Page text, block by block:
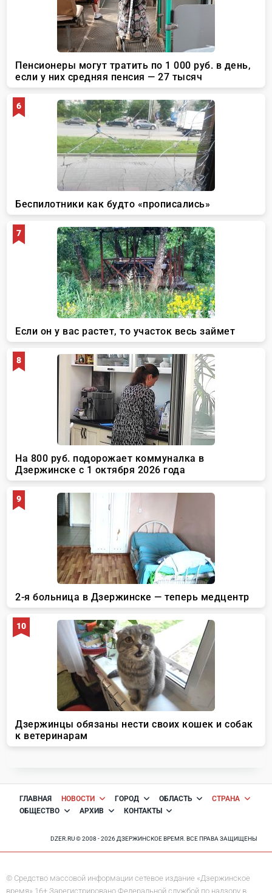
ГЛАВНАЯ НОВОСТИ ГОРОД ОБЛАСТЬ
СТРАНА
ОБЩЕСТВО
АРХИВ КОНТАКТЫ
DZER.RU © 2008 - 2026 ДЗЕРЖИНСКОЕ ВРЕМЯ. ВСЕ ПРАВА ЗАЩИЩЕНЫ
© Средство массовой информации сетевое издание «Дзержинское
время» 16+ Зарегистрировано Федеральной службой по надзору в